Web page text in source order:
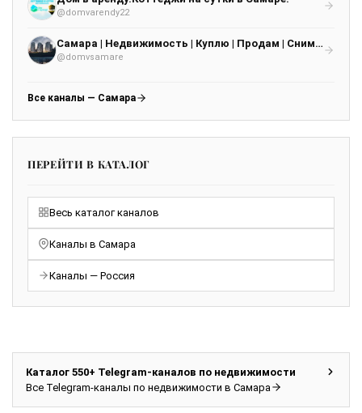
@domvarendy22
Самара | Недвижимость | Куплю | Продам | Сниму | Сдам
@domvsamare
Все каналы — Самара
ПЕРЕЙТИ В КАТАЛОГ
Весь каталог каналов
Каналы в Самара
Каналы — Россия
Каталог 550+ Telegram-каналов по недвижимости
Все Telegram-каналы по недвижимости в Самара